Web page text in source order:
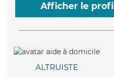
Afficher le profil
ALTRUISTE